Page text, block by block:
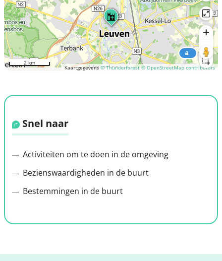
Kaartgegevens© Thunderforest © OpenStreetMap contributors
2 km
Snel naar
Activiteiten om te doen in de omgeving
Bezienswaardigheden in de buurt
Bestemmingen in de buurt